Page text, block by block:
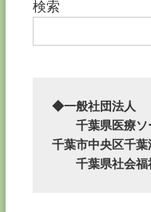
ビ
ゲ
シ
ョ
検索
◆一般社団法人
千葉県医療ソ
千葉市中央区千
千葉県社会福